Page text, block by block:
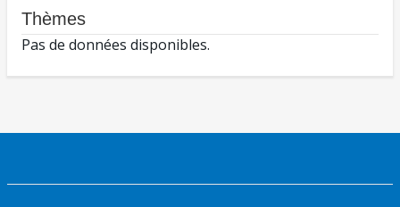
Thèmes
Pas de données disponibles.